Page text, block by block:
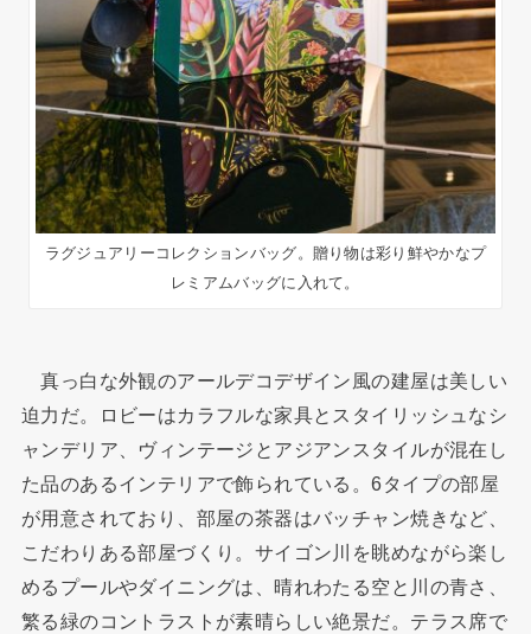
ラグジュアリーコレクションバッグ。贈り物は彩り鮮やかなプ
レミアムバッグに入れて。
真っ白な外観のアールデコデザイン風の建屋は美しい
迫力だ。ロビーはカラフルな家具とスタイリッシュなシ
ャンデリア、ヴィンテージとアジアンスタイルが混在し
た品のあるインテリアで飾られている。6タイプの部屋
が用意されており、部屋の茶器はバッチャン焼きなど、
こだわりある部屋づくり。サイゴン川を眺めながら楽し
めるプールやダイニングは、晴れわたる空と川の青さ、
繁る緑のコントラストが素晴らしい絶景だ。テラス席で